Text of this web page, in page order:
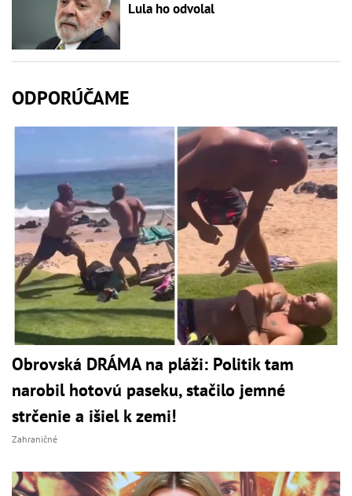
Lula ho odvolal
ODPORÚČAME
Obrovská DRÁMA na pláži: Politik tam
narobil hotovú paseku, stačilo jemné
strčenie a išiel k zemi!
Zahraničné